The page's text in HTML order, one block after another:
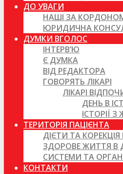
ДО УВАГИ
НАШІ ЗА
ЮРИДИЧНА
ДУМКИ ВГОЛОС
ІНТЕРВ’Ю
Є ДУМКА
ВІД РЕДАКТОРА
ГОВОРЯТЬ ЛІКАРІ
ЛІКАРІ
ДЕНЬ В
ІСТОРІЇ
ТЕРИТОРІЯ ПАЦІЄНТА
ДІЄТИ ТА КОРЕКЦІЯ
ЗДОРОВЕ ЖИТТЯ В
СИСТЕМИ ТА
КОНТАКТИ